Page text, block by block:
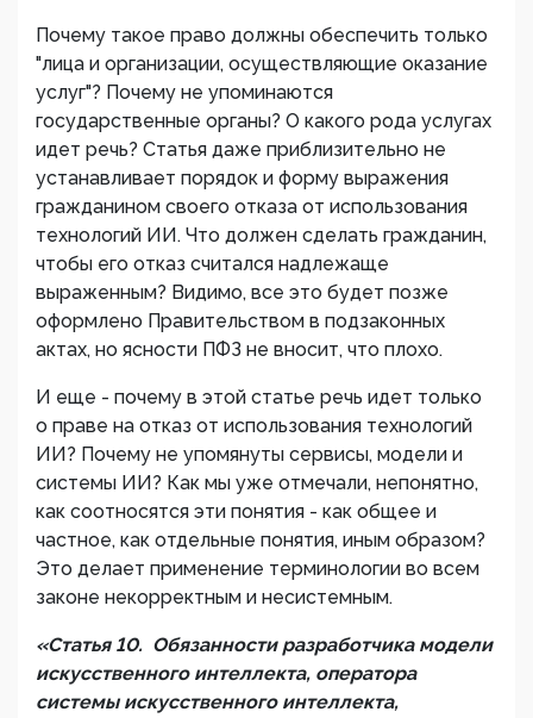
Почему такое право должны обеспечить только
"лица и организации, осуществляющие оказание
услуг"? Почему не упоминаются
государственные органы? О какого рода услугах
идет речь? Статья даже приблизительно не
устанавливает порядок и форму выражения
гражданином своего отказа от использования
технологий ИИ. Что должен сделать гражданин,
чтобы его отказ считался надлежаще
выраженным? Видимо, все это будет позже
оформлено Правительством в подзаконных
актах, но ясности ПФЗ не вносит, что плохо.
И еще - почему в этой статье речь идет только
о праве на отказ от использования технологий
ИИ? Почему не упомянуты сервисы, модели и
системы ИИ? Как мы уже отмечали, непонятно,
как соотносятся эти понятия - как общее и
частное, как отдельные понятия, иным образом?
Это делает применение терминологии во всем
законе некорректным и несистемным.
«Статья 10. Обязанности разработчика модели
искусственного интеллекта, оператора
системы искусственного интеллекта,